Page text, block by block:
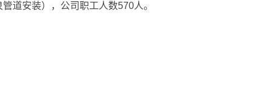
道安装），公司职工人数570人。